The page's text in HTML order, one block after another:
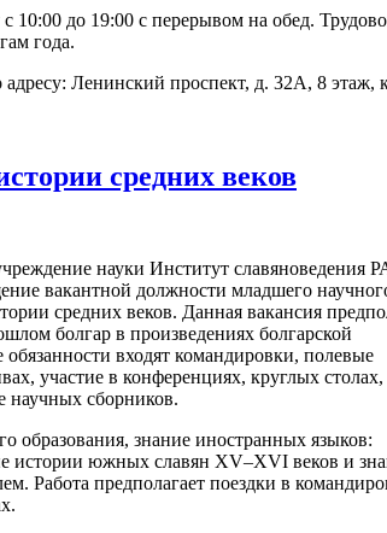
до 19:00 с перерывом на обед.
года.
Ленинский проспект, д. 32А, 8 этаж,
средних веков
науки Институт славяноведения
вакантной должности младшего
средних веков. Данная вакансия
болгар в произведениях болгарской
входят командировки, полевые
участие в конференциях, круглых столах,
научных сборников.
образования, знание иностранных языков:
истории южных славян XV–XVI веков и
Работа предполагает поездки в